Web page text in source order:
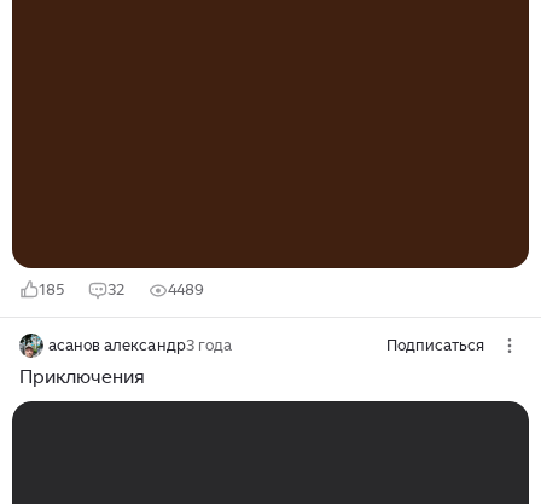
185 32 4489
асанов александр3 года Подписаться
Приключения